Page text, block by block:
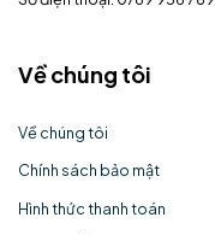
Về chúng tôi
Về chúng tôi
Chính sách bảo mật
Hình thức thanh toán